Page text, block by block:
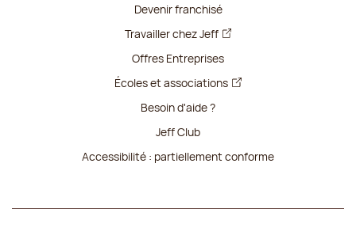
Devenir franchisé
Travailler chez Jeff
Offres Entreprises
Écoles et associations
Besoin d'aide ?
Jeff Club
Accessibilité : partiellement conforme